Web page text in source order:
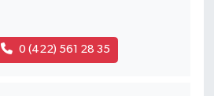
0 (422) 561 28 35